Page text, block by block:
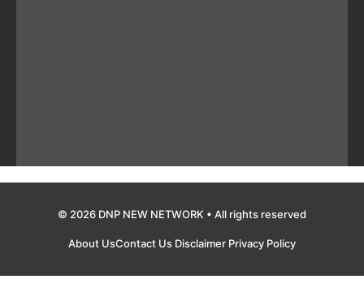
© 2026 DNP NEW NETWORK • All rights reserved
About UsContact Us Disclaimer Privacy Policy